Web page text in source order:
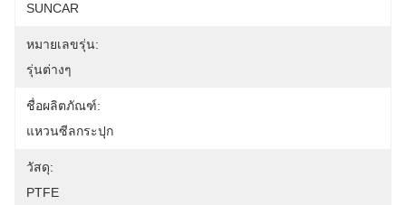
SUNCAR
หมายเลขรุ่น:
รุ่นต่างๆ
ชื่อผลิตภัณฑ์:
แหวนซีลกระปุก
วัสดุ:
PTFE